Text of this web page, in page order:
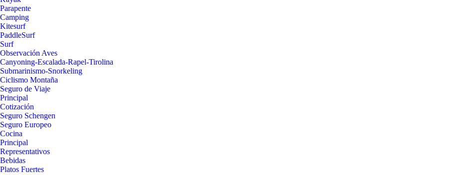
Parapente
Camping
Kitesurf
PaddleSurf
Surf
Observación Aves
Canyoning-Escalada-Rapel-Tirolina
Submarinismo-Snorkeling
Ciclismo Montaña
Seguro de Viaje
Principal
Cotización
Seguro Schengen
Seguro Europeo
Cocina
Principal
Representativos
Bebidas
Platos Fuertes